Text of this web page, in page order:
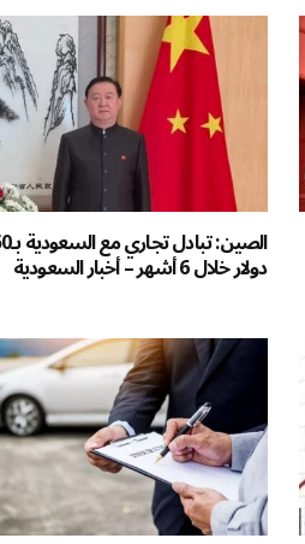
دولار خلال 6 أشهر – أخبار السعودية